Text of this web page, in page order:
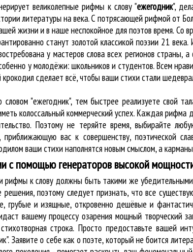
великолепныерифмы к слову "ежегодник",
литературы на века. С потрясающей рифмой от
жизни и в наше неспокойное для поэтов время. Со
станут золотой классикой поэзии 21
у мастеров слова всех регионов страны,
у молодёжи: школьников и студентов. Всем
cделает всё, чтобы ваши стихи стали
"ежегодник", тем быстрее реализуете свой
колоссальный коммерческий успех. Каждая рифма
Поэтому не теряйте время, выбирайте
вас к совершенству, поэтической
ваши стихи наполнятся новым смыслом, а
с помощью генераторов высокой
рифмы к слову должны быть такими же
поэтому следует признать, что все
грубые и изящные, откровенно дешёвые и
вашему процессу озарения мощный творческий
строка. Просто предоставьте вашей
Заявите о себе как о поэте, который не боится